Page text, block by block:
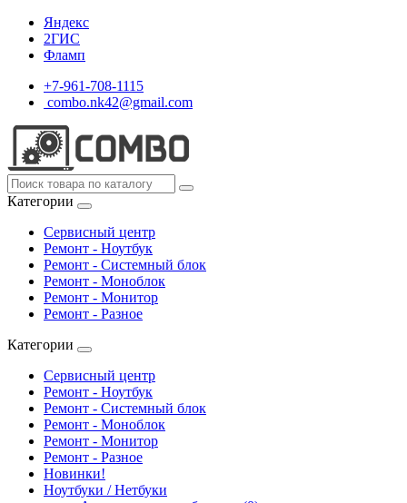
Яндекс
2ГИС
Фламп
+7-961-708-1115
combo.nk42@gmail.com
Категории
Сервисный центр
Ремонт - Ноутбук
Ремонт - Системный блок
Ремонт - Моноблок
Ремонт - Монитор
Ремонт - Разное
Категории
Сервисный центр
Ремонт - Ноутбук
Ремонт - Системный блок
Ремонт - Моноблок
Ремонт - Монитор
Ремонт - Разное
Новинки!
Ноутбуки / Нетбуки